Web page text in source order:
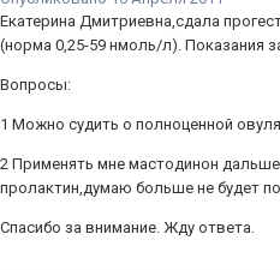
Екатерина Дмитриевна,сдала
(норма 0,25-59 нмоль/л). Показания
Вопросы:
1 Можно судить о полноценной
2 Применять мне мастодинон
пролактин,думаю больше не будет
Спасибо за внимание. Жду ответа.